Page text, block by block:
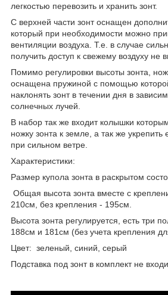
легкостью перевозить и хранить зонт.
С верхней части зонт оснащен
который при необходимости можно
вентиляции воздуха. Т.е. в случае
получить доступ к свежему воздуху не
Помимо регулировки высоты зонта,
оснащена пружиной с помощью
наклонять зонт в течении дня в
солнечных лучей.
В набор так же входит колышки
ножку зонта к земле, а так же
при сильном ветре.
Характеристики:
Размер купола зонта в раскрытом
Общая высота зонта вместе с
210см, без крепления - 195см.
Высота зонта регулируется, есть три
188см и 181см (без учета крепления
Цвет: зеленый, синий, серый
Подставка под зонт в комплект не